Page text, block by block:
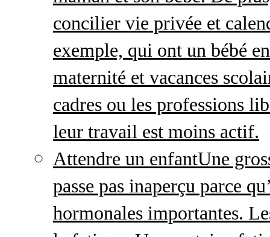
concilier vie privée et
exemple, qui ont un bébé
maternité et vacances
cadres ou les professions
leur travail est moins actif.
Attendre un enfantUne
passe pas inaperçu parce
hormonales importantes.